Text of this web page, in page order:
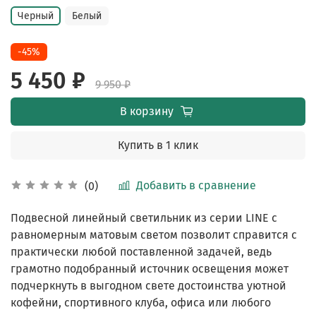
(0) Добавить в сравнение
Черный Белый
-45%
5 450 ₽
9 950 ₽
В корзину
Купить в 1 клик
Подвесной линейный светильник из серии LINE с
равномерным матовым светом позволит справится с
практически любой поставленной задачей, ведь
грамотно подобранный источник освещения может
подчеркнуть в выгодном свете достоинства уютной
кофейни, спортивного клуба, офиса или любого